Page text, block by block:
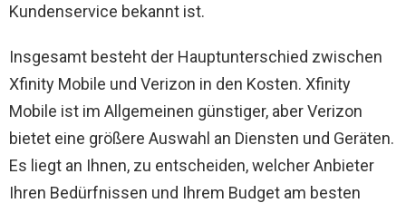
Kundenservice bekannt ist.
Insgesamt besteht der Hauptunterschied zwischen
Xfinity Mobile und Verizon in den Kosten. Xfinity
Mobile ist im Allgemeinen günstiger, aber Verizon
bietet eine größere Auswahl an Diensten und Geräten.
Es liegt an Ihnen, zu entscheiden, welcher Anbieter
Ihren Bedürfnissen und Ihrem Budget am besten